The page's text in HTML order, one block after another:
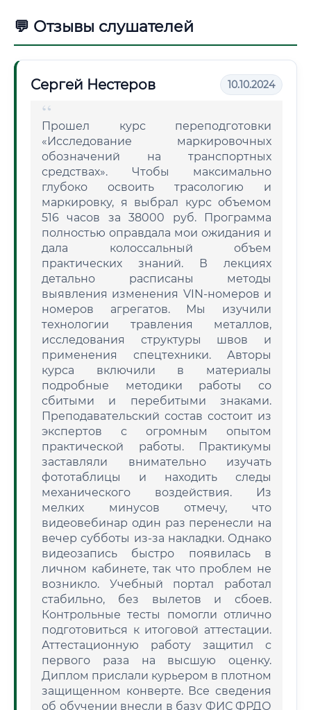
💬 Отзывы слушателей
Сергей Нестеров 10.10.2024
Прошел курс переподготовки
«Исследование маркировочных
обозначений на транспортных
средствах». Чтобы максимально
глубоко освоить трасологию и
маркировку, я выбрал курс объемом
516 часов за 38000 руб. Программа
полностью оправдала мои ожидания и
дала колоссальный объем
практических знаний. В лекциях
детально расписаны методы
выявления изменения VIN-номеров и
номеров агрегатов. Мы изучили
технологии травления металлов,
исследования структуры швов и
применения спецтехники. Авторы
курса включили в материалы
подробные методики работы со
сбитыми и перебитыми знаками.
Преподавательский состав состоит из
экспертов с огромным опытом
практической работы. Практикумы
заставляли внимательно изучать
фототаблицы и находить следы
механического воздействия. Из
мелких минусов отмечу, что
видеовебинар один раз перенесли на
вечер субботы из-за накладки. Однако
видеозапись быстро появилась в
личном кабинете, так что проблем не
возникло. Учебный портал работал
стабильно, без вылетов и сбоев.
Контрольные тесты помогли отлично
подготовиться к итоговой аттестации.
Аттестационную работу защитил с
первого раза на высшую оценку.
Диплом прислали курьером в плотном
защищенном конверте. Все сведения
об обучении внесли в базу ФИС ФРДО